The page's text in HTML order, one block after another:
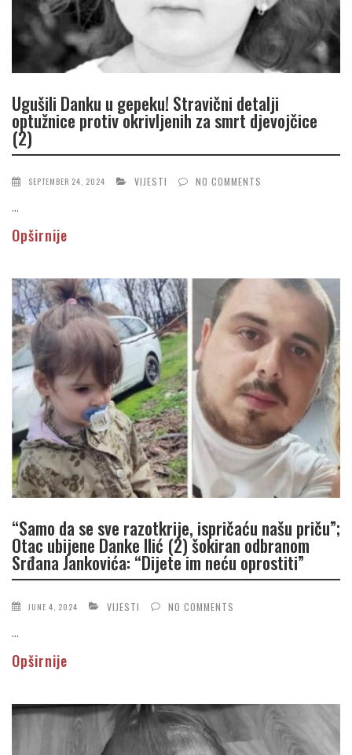
Ugušili Danku u gepeku! Stravični detalji
optužnice protiv okrivljenih za smrt djevojčice
(2)
SEPTEMBER 24, 2024 VIJESTI NO COMMENTS
...
Opširnije
“Samo da se sve razotkrije, ispričaću našu priču”;
Otac ubijene Danke Ilić (2) šokiran odbranom
Srđana Jankovića: “Dijete im neću oprostiti”
JUNE 4, 2024 VIJESTI NO COMMENTS
...
Opširnije